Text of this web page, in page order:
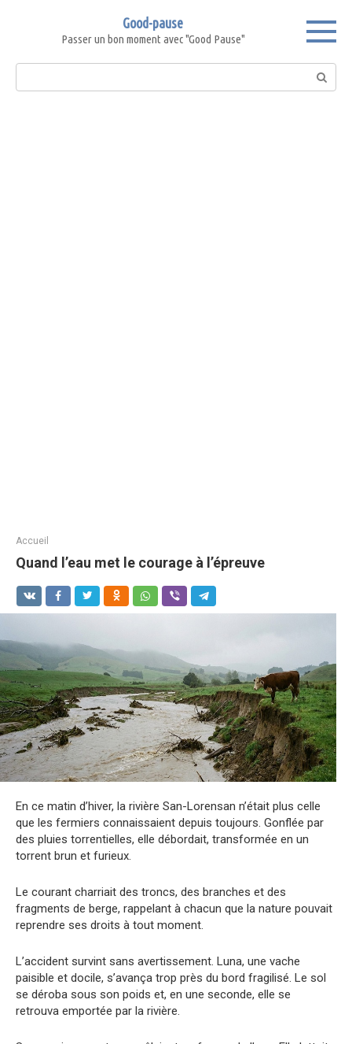
Good-pause
Passer un bon moment avec "Good Pause"
Search:
Accueil
Quand l’eau met le courage à l’épreuve
En ce matin d’hiver, la rivière San-Lorensan n’était plus celle
que les fermiers connaissaient depuis toujours. Gonflée par
des pluies torrentielles, elle débordait, transformée en un
torrent brun et furieux.
Le courant charriait des troncs, des branches et des
fragments de berge, rappelant à chacun que la nature pouvait
reprendre ses droits à tout moment.
L’accident survint sans avertissement. Luna, une vache
paisible et docile, s’avança trop près du bord fragilisé. Le sol
se déroba sous son poids et, en une seconde, elle se
retrouva emportée par la rivière.